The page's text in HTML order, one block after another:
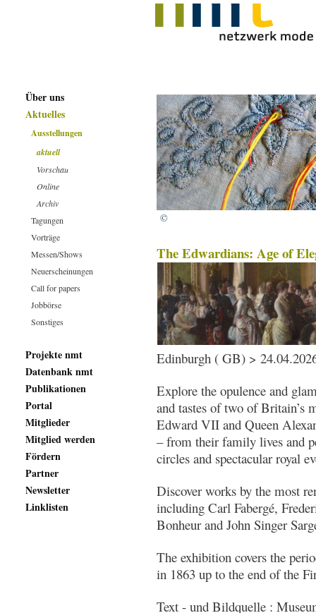
©
The Edwardians: Age of
Edinburgh ( GB) >
Explore the opulence and
and tastes of two of Britain’s
Edward VII and Queen
– from their family lives and
circles and spectacular royal
Discover works by the most
including Carl Fabergé,
Bonheur and John Singer
The exhibition covers the
in 1863 up to the end of the
Text - und Bildquelle :
Über uns
Aktuelles
Ausstellungen
aktuell
Vorschau
Online
Archiv
Tagungen
Vorträge
Messen/Shows
Neuerscheinungen
Call for papers
Jobbörse
Sonstiges
Projekte nmt
Datenbank nmt
Publikationen
Portal
Mitglieder
Mitglied werden
Fördern
Partner
Newsletter
Linklisten